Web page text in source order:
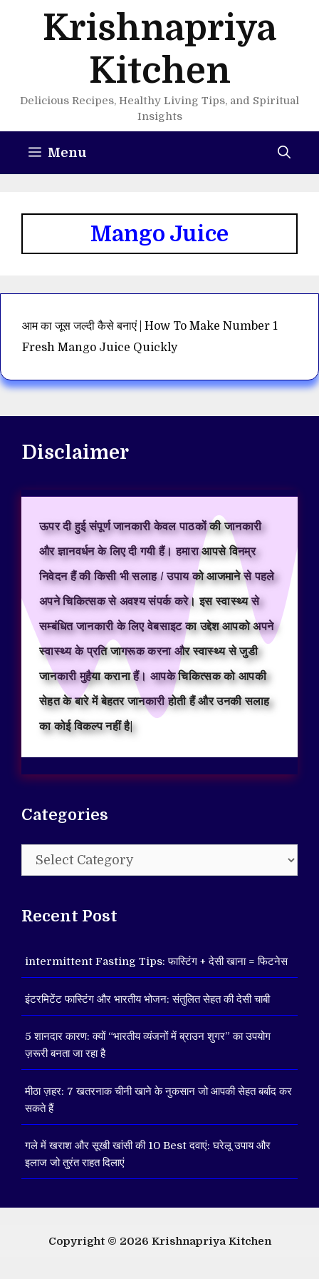
Krishnapriya
Kitchen
Delicious Recipes, Healthy Living Tips, and Spiritual
Insights
Menu
Mango Juice
आम का जूस जल्दी कैसे बनाएं | How To Make Number 1
Fresh Mango Juice Quickly
Disclaimer
ऊपर दी हुई संपूर्ण जानकारी केवल पाठकों की जानकारी
और ज्ञानवर्धन के लिए दी गयी हैं। हमारा आपसे विनम्र
निवेदन हैं की किसी भी सलाह / उपाय को आजमाने से पहले
अपने चिकित्सक से अवश्य संपर्क करे। इस स्वास्थ्य से
सम्बंधित जानकारी के लिए वेबसाइट का उद्देश आपको अपने
स्वास्थ्य के प्रति जागरूक करना और स्वास्थ्य से जुडी
जानकारी मुहैया कराना हैं। आपके चिकित्सक को आपकी
सेहत के बारे में बेहतर जानकारी होती हैं और उनकी सलाह
का कोई विकल्प नहीं है|
Categories
Categories
Recent Post
intermittent Fasting Tips: फास्टिंग + देसी खाना = फिटनेस
इंटरमिटेंट फास्टिंग और भारतीय भोजन: संतुलित सेहत की देसी चाबी
5 शानदार कारण: क्यों “भारतीय व्यंजनों में ब्राउन शुगर” का उपयोग
ज़रूरी बनता जा रहा है
मीठा ज़हर: 7 खतरनाक चीनी खाने के नुकसान जो आपकी सेहत बर्बाद कर
सकते हैं
गले में खराश और सूखी खांसी की 10 Best दवाएं: घरेलू उपाय और
इलाज जो तुरंत राहत दिलाएं
Copyright © 2026 Krishnapriya Kitchen